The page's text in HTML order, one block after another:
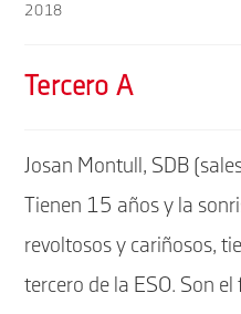
entrada:
de
2018
Tercero A
Josan Montull, SDB
Tienen 15 años y la
revoltosos y cariñosos,
tercero de la ESO. Son